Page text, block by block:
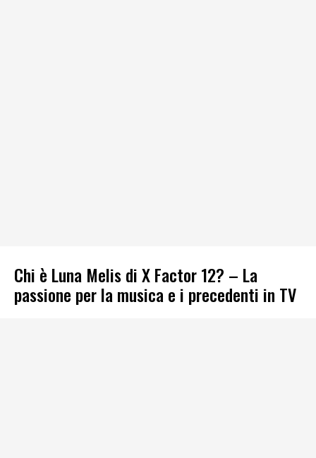
Chi è Luna Melis di X Factor 12? – La
passione per la musica e i precedenti in TV